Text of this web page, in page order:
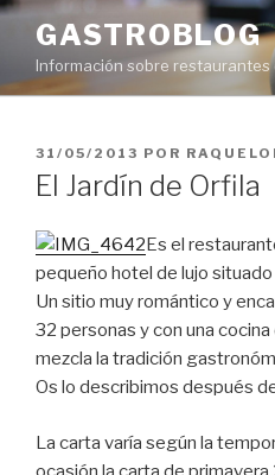
Saltar
contenido
GASTROBLOG
Información sobre restaurantes
PUBLICADO
EL
31/05/2013 POR
El Jardín de Orfila
Es el
pequeño hotel de lujo
Un sitio muy romántico y
32 personas y con una
mezcla la tradición
Os lo describimos después
La carta varía según la